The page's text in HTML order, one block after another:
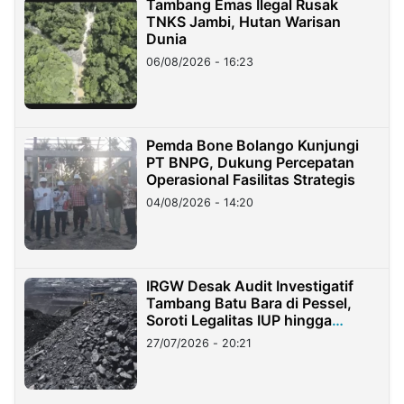
Tambang Emas Ilegal Rusak
TNKS Jambi, Hutan Warisan
Dunia
06/08/2026 - 16:23
Pemda Bone Bolango Kunjungi
PT BNPG, Dukung Percepatan
Operasional Fasilitas Strategis
04/08/2026 - 14:20
IRGW Desak Audit Investigatif
Tambang Batu Bara di Pessel,
Soroti Legalitas IUP hingga
Stockpile
27/07/2026 - 20:21